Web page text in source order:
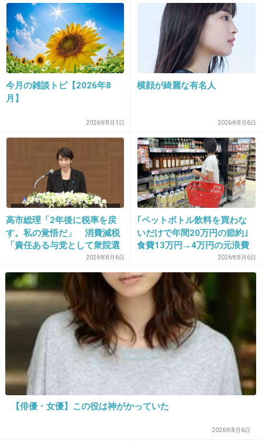
ね！
-3
24. 匿名2013/08/11(日) 06:31:55
毎回汚いって言われるのにあまり改善されない
日本人ならやればできるはずなのに
+263 -10
集団になると怖いよね～
みんなが捨ててるからいいかって・・・
掃除してるスタッフの目の前で ポイ捨てでき
る
神経がわからない。
+387 -3
26. 匿名 2013/08/11(日) 06:33:30
自分さえよければいい…大阪っぽい
-147
今月の雑談トピ【2026年8
月】
2026年8月1日
横顔が綺麗な有名人
2026年8月6日
高市総理「2年後に税率を戻
す。私の覚悟だ」 消費減税
「責任ある与党として衆院選
公約に掲げ理解賜った」2026年8月6日
｢ペットボトル飲料を買わな
いだけで年間20万円の節約｣
食費13万円→4万円の元浪費
主婦が買うのをやめた食品5
つ
2026年8月6日
【俳優・女優】この役は神がかっていた
2026年8月6日